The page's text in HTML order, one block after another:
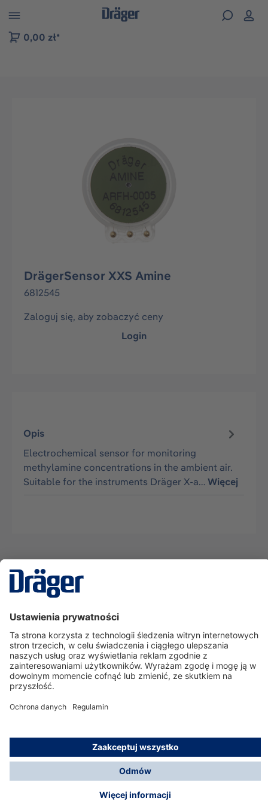
do nawigacji na platformie B2B
0,00 zł*
DrägerSensor XXS Amine
6812545
Zaloguj się, aby zobaczyć ceny
Login
Opis
Electrochemical sensor for monitoring
methylamine concentrations in the ambient air.
Suitable for the instruments Dräger X-a…Więcej
Serwisowa linia hotline
O nas
Korzystanie ze sklepu
© Dräger Polska Sp. z o.o., 2025
*Wszystkie ceny bez VAT, na warunkach opisanych w